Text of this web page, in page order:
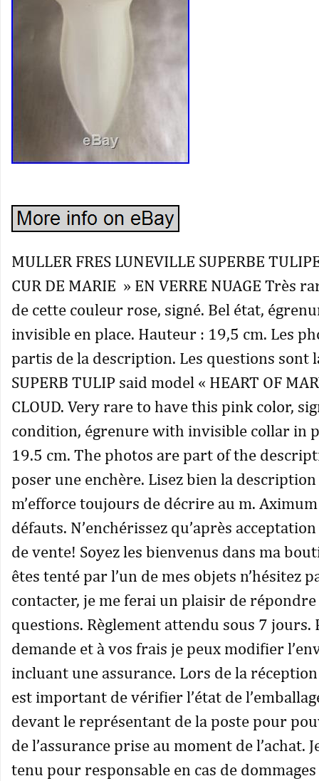
MULLER FRES LUNEVILLE SUPERBE
CUR DE MARIE » EN VERRE NUAGE Très
de cette couleur rose, signé. Bel état,
invisible en place. Hauteur : 19,5 cm. Les
partis de la description. Les questions sont
SUPERB TULIP said model « HEART OF
CLOUD. Very rare to have this pink color,
condition, égrenure with invisible collar in
19.5 cm. The photos are part of the
poser une enchère. Lisez bien la description
m’efforce toujours de décrire au m.
défauts. N’enchérissez qu’après
de vente! Soyez les bienvenus dans ma
êtes tenté par l’un de mes objets n’hésitez
contacter, je me ferai un plaisir de répondre
questions. Règlement attendu sous 7 jours.
demande et à vos frais je peux modifier
incluant une assurance. Lors de la
est important de vérifier l’état de
devant le représentant de la poste pour
de l’assurance prise au moment de l’achat.
tenu pour responsable en cas de